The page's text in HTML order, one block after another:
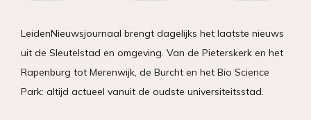
LeidenNieuwsjournaal brengt dagelijks het laatste nieuws
uit de Sleutelstad en omgeving. Van de Pieterskerk en het
Rapenburg tot Merenwijk, de Burcht en het Bio Science
Park: altijd actueel vanuit de oudste universiteitsstad.